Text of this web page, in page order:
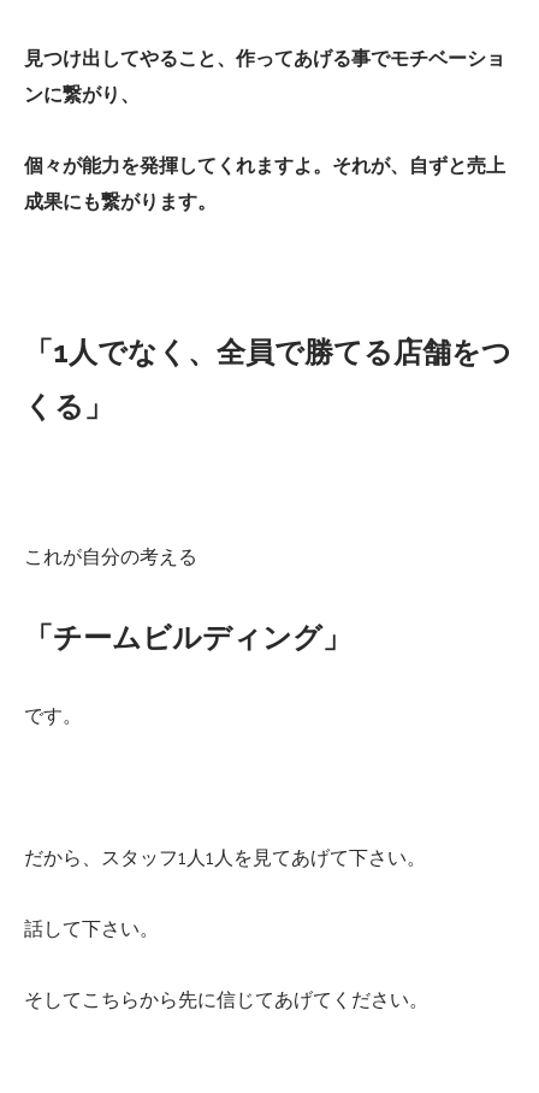
見つけ出してやること、作ってあげる事でモチベーショ
ンに繋がり、
個々が能力を発揮してくれますよ。それが、自ずと売上
成果にも繋がります。
「1人でなく、全員で勝てる店舗をつ
くる」
これが自分の考える
「チームビルディング」
です。
だから、スタッフ1人1人を見てあげて下さい。
話して下さい。
そしてこちらから先に信じてあげてください。